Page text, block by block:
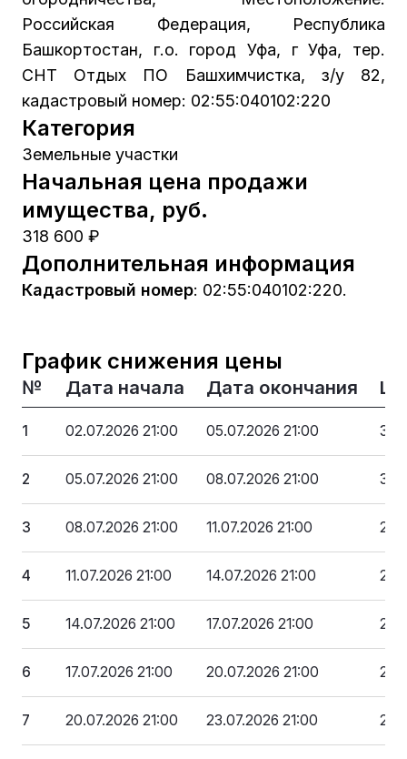
Российская Федерация, Республика
Башкортостан, г.о. город Уфа, г Уфа, тер.
СНТ Отдых ПО Башхимчистка, з/у 82,
кадастровый номер: 02:55:040102:220
Категория
Земельные участки
Начальная цена продажи
имущества, руб.
318 600 ₽
Дополнительная информация
Кадастровый номер: 02:55:040102:220.
График снижения цены
№ Дата начала Дата окончания
1 02.07.2026 21:00 05.07.2026 21:00
2 05.07.2026 21:00 08.07.2026 21:00
3 08.07.2026 21:00 11.07.2026 21:00
4 11.07.2026 21:00 14.07.2026 21:00
5 14.07.2026 21:00 17.07.2026 21:00
6 17.07.2026 21:00 20.07.2026 21:00
7 20.07.2026 21:00 23.07.2026 21:00